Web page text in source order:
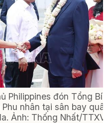
Philippines đón Tổng Bí
nhân tại sân bay
Ảnh: Thống Nhất/